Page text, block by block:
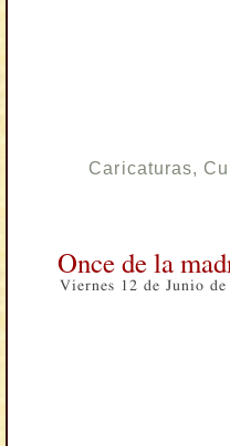
Caricaturas,
Once de la
Viernes 12 de Junio